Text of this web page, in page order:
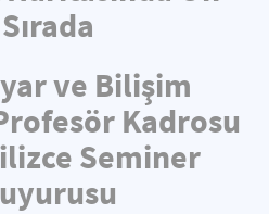
Sırada
ve Bilişim
Kadrosu
Seminer